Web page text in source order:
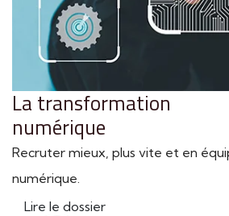
La transformation
numérique
Recruter mieux, plus vite et en
numérique.
Lire le dossier